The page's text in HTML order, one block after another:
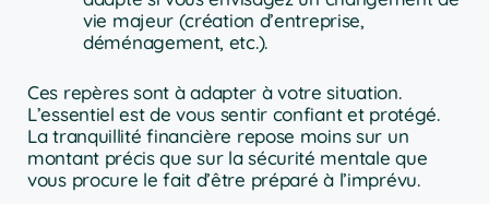
vie majeur (création d’entreprise,
déménagement, etc.).
Ces repères sont à adapter à votre situation.
L’essentiel est de vous sentir confiant et protégé.
La tranquillité financière repose moins sur un
montant précis que sur la sécurité mentale que
vous procure le fait d’être préparé à l’imprévu.